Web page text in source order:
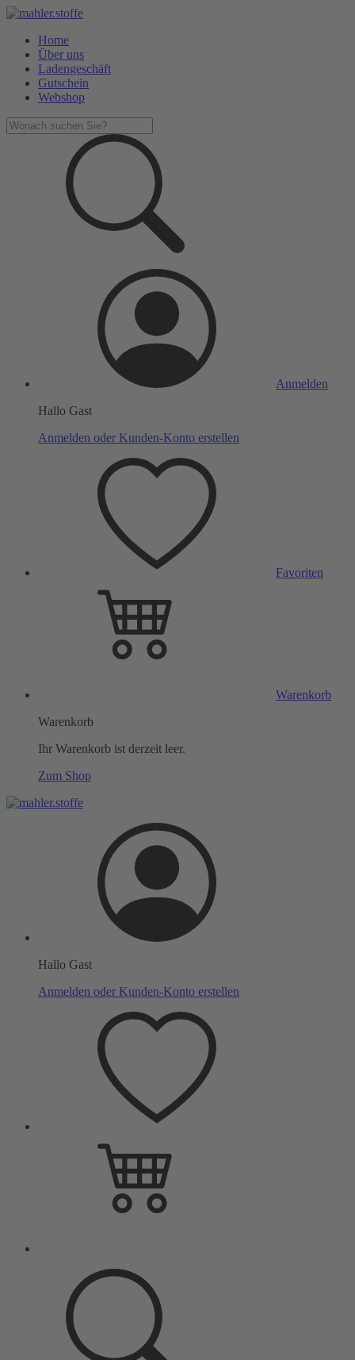
Home
Über uns
Ladengeschäft
Gutschein
Webshop
Anmelden
Hallo Gast
Anmelden oder Kunden-Konto erstellen
Favoriten
Warenkorb
Warenkorb
Ihr Warenkorb ist derzeit leer.
Zum Shop
Hallo Gast
Anmelden oder Kunden-Konto erstellen